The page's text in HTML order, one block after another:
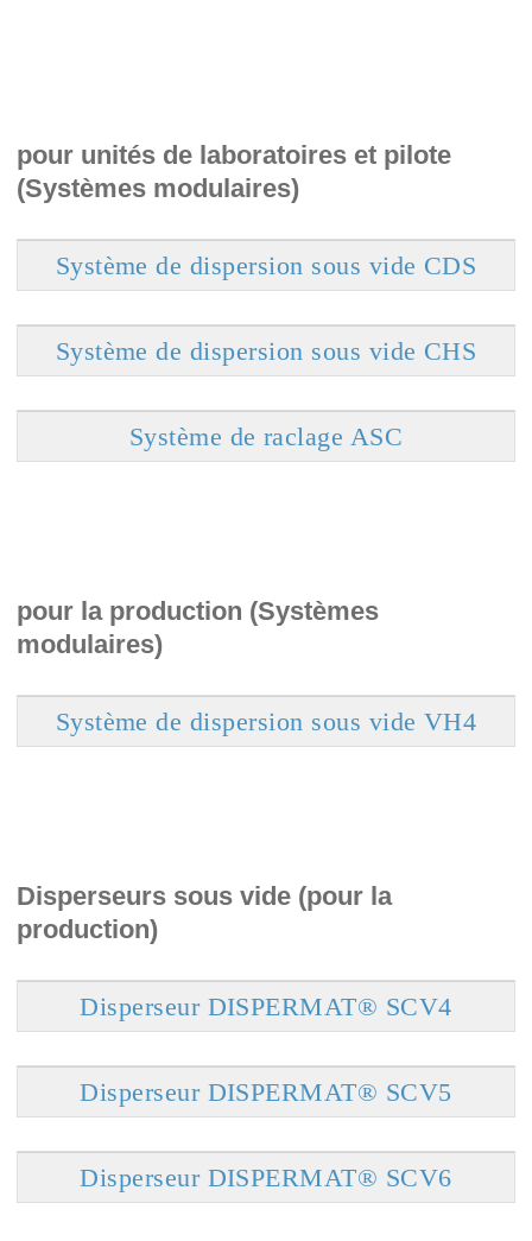
pour unités de laboratoires et pilote
(Systèmes modulaires)
Système de dispersion sous vide CDS
Système de dispersion sous vide CHS
Système de raclage ASC
pour la production (Systèmes
modulaires)
Système de dispersion sous vide VH4
Disperseurs sous vide (pour la
production)
Disperseur DISPERMAT® SCV4
Disperseur DISPERMAT® SCV5
Disperseur DISPERMAT® SCV6